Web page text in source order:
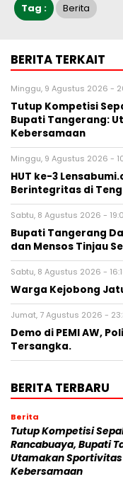
Tag : Berita
BERITA TERKAIT
Minggu, 9 Agustus 2026 -
Tutup Kompetisi
Bupati Tangerang:
Kebersamaan
Minggu, 9 Agustus 2026 -
HUT ke-3
Berintegritas di
Sabtu, 8 Agustus 2026 -
Bupati Tangerang
dan Mensos Tinjau
Sabtu, 8 Agustus 2026 -
Warga Kejobong
Jumat, 7 Agustus 2026 -
Demo di PEMI AW,
Tersangka.
BERITA TERBARU
Berita
Tutup Kompetisi
Rancabuaya, Bupati
Utamakan
Kebersamaan